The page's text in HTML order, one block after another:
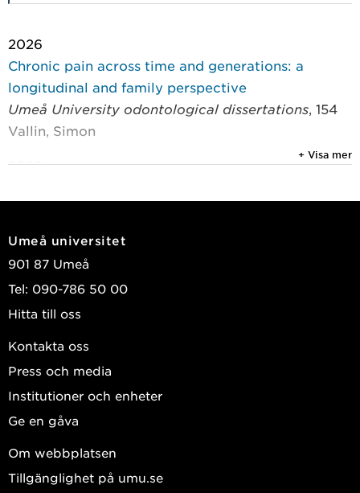
2026
Chronic pain across time and generations: a
longitudinal and family perspective
Umeå University odontological dissertations , 154
Vallin, Simon
2026
Journal of Oral Rehabilitation
Vallin, Simon; Liv, Per; Häggman-Henrikson, B.; et
al.
Women are worse off in developing and
recovering from temporomandibular disorder
symptoms
Scientific Reports
Lövgren, Anna; Vallin, Simon; Häggman-Henrikson,
Birgitta; et al.
+ Visa mer
Umeå universitet
901 87 Umeå
Tel: 090-786 50 00
Hitta till oss
Kontakta oss
Press och media
Institutioner och enheter
Ge en gåva
Om webbplatsen
Tillgänglighet på umu.se